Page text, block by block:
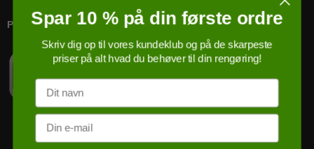
PRICERUNNER KØBSGARANTI
Spar 10 % på din første ordre
Skriv dig op til vores kundeklub og på de skarpeste
priser på alt hvad du behøver til din rengøring!
Navn
Email